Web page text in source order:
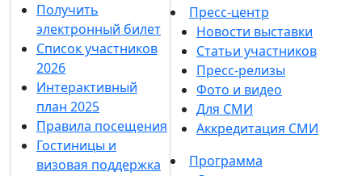
Получить
электронный билет
Список участников
2026
Интерактивный
план 2025
Правила посещения
Гостиницы и
визовая поддержка
Пресс-центр
Новости выставки
Статьи участников
Пресс-релизы
Фото и видео
Для СМИ
Аккредитация СМИ
Программа